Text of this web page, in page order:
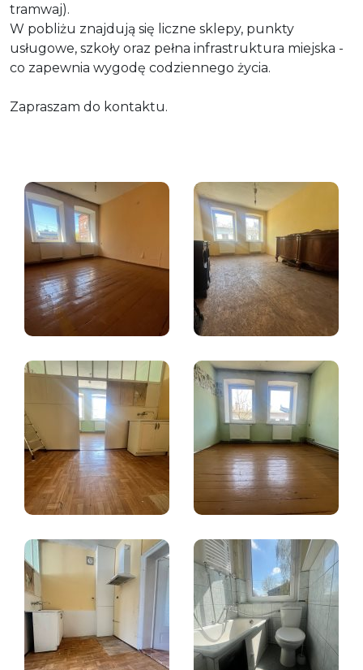
tramwaj).
W pobliżu znajdują się liczne sklepy, punkty
usługowe, szkoły oraz pełna infrastruktura miejska -
co zapewnia wygodę codziennego życia.
Zapraszam do kontaktu.